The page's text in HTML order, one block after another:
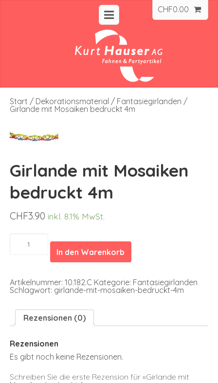
CHF0.00
Start / Dekorationsmaterial / Fantasiegirlanden /
Girlande mit Mosaiken bedruckt 4m
Girlande mit Mosaiken
bedruckt 4m
CHF3.90 inkl. 8.1% MwSt.
Girlande
Mosaiken
In den Warenkorb
Artikelnummer: 10.182.C Kategorie: Fantasiegirlanden
Schlagwort: girlande-mit-mosaiken-bedruckt-4m
Rezensionen (0)
Rezensionen
Es gibt noch keine Rezensionen.
Schreiben Sie die erste Rezension für «Girlande mit